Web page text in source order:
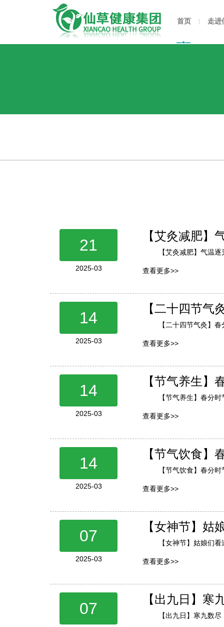
首页 走进
21
2025-03
【艾灸减肥】
【艾灸减肥】气温
查看更多>>
14
2025-03
【二十四节气
【二十四节气灸】
查看更多>>
14
2025-03
【节气养生】
【节气养生】春分
查看更多>>
14
2025-03
【节气饮食】
【节气饮食】春分
查看更多>>
07
2025-03
【女神节】姑
【女神节】姑娘们
查看更多>>
07
【出九日】寒
【出九日】寒九数